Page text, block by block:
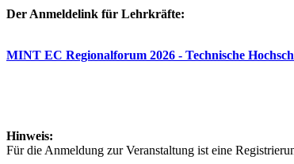
Der Anmeldelink für Lehrkräfte:
MINT EC Regionalforum 2026 - Technische
Hinweis:
Für die Anmeldung zur Veranstaltung ist eine